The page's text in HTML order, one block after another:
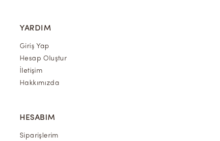
YARDIM
Giriş Yap
Hesap Oluştur
İletişim
Hakkımızda
HESABIM
Siparişlerim